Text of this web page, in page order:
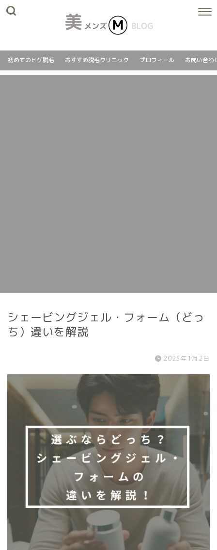
初めてのヒゲ脱毛 おすすめ脱毛クリニック プロフィール お問い合わ
シェービングジェル・フォーム（どっ
ち）違いを解説
2025年1月2日